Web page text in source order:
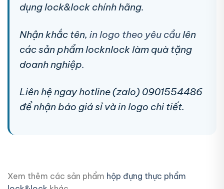
dụng lock&lock chính hãng.
Nhận khắc tên, in logo theo yêu cầu lên
các sản phẩm locknlock làm quà tặng
doanh nghiệp.
Liên hệ ngay hotline (zalo) 0901554486
để nhận báo giá sỉ và in logo chi tiết.
Xem thêm các sản phẩm hộp đựng thực phẩm